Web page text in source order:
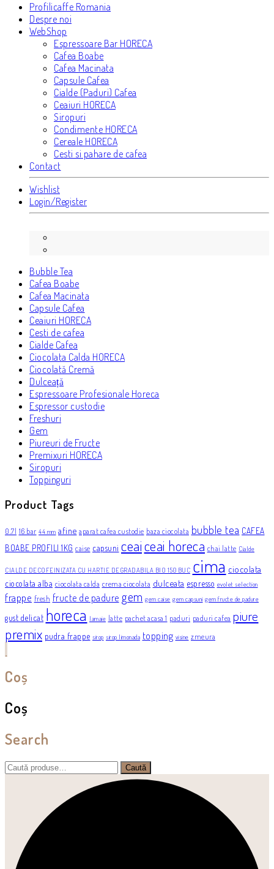
Profilicaffe Romania
Despre noi
WebShop
Espressoare Bar HORECA
Cafea Boabe
Cafea Macinata
Capsule Cafea
Cialde (Paduri) Cafea
Ceaiuri HORECA
Siropuri
Condimente HORECA
Cereale HORECA
Cesti si pahare de cafea
Contact
Wishlist
Login/Register
Bubble Tea
Cafea Boabe
Cafea Macinata
Capsule Cafea
Ceaiuri HORECA
Cesti de cafea
Cialde Cafea
Ciocolata Calda HORECA
Ciocolată Cremă
Dulceață
Espressoare Profesionale Horeca
Espressor custodie
Freshuri
Gem
Piureuri de Fructe
Premixuri HORECA
Siropuri
Toppinguri
Product Tags
0.7l 16 bar 44 mm afine aparat cafea custodie baza ciocolata bubble tea CAFEA
BOABE PROFILI 1KG caise capsuni ceaiceai horeca chai latte Cialde
CIALDE DECOFEINIZATA CU HARTIE DEGRADABILA BIO 150 BUC cima ciocolata
ciocolata alba ciocolata calda crema ciocolata dulceata espresso evolet selection
frappe fresh fructe de padure gem gem caise gem capsuni gem fructe de padure
gust delicat horeca lamaie latte pachet acasa 1 paduri paduri cafea piure
premix pudra frappe sirop sirop limonada topping visine zmeura
Coș
Coș
Search
Caută
Caută